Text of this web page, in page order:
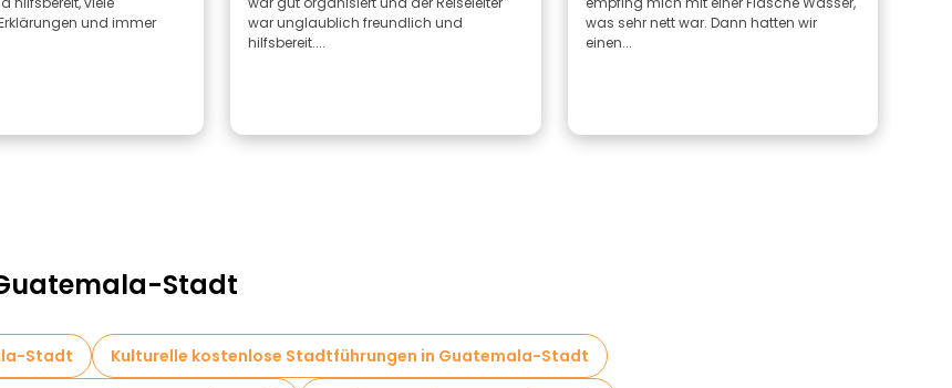
und immer
war unglaublich freundlich und
hilfsbereit....
was sehr nett war. Dann hatten wir
einen...
Stadt
Stadt
Kulturelle kostenlose Stadtführungen in Guatemala-Stadt